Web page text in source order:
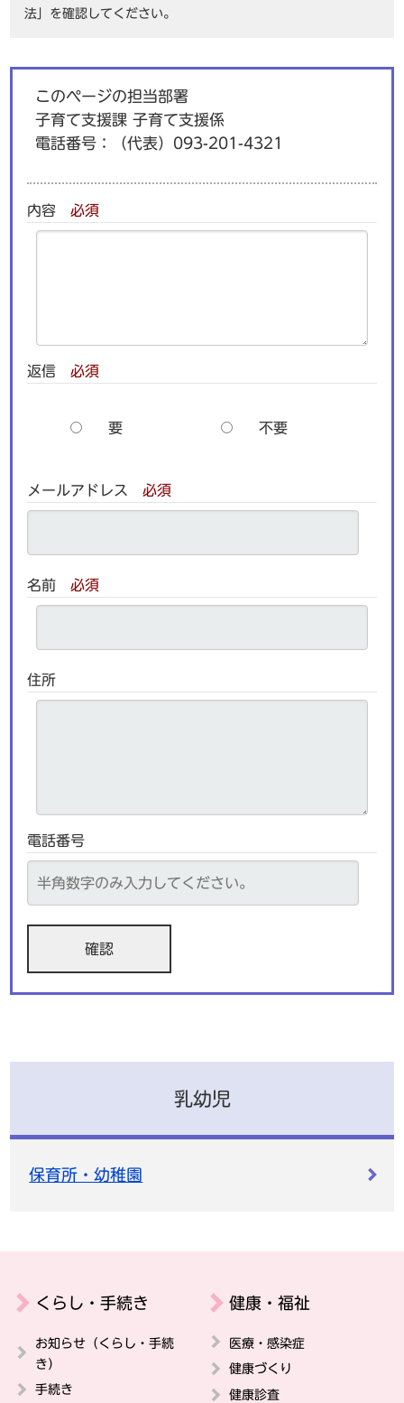
法」を確認してください。
このページの担当部署
子育て支援課 子育て支援係
電話番号：
（代表）093-201-4321
内容 必須
返信 必須
要 不要
メールアドレス 必須
名前 必須
住所
電話番号
乳幼児
保育所・幼稚園
くらし・手続き
お知らせ（くらし・手続
き）
手続き
健康・福祉
医療・感染症
健康づくり
健康診査